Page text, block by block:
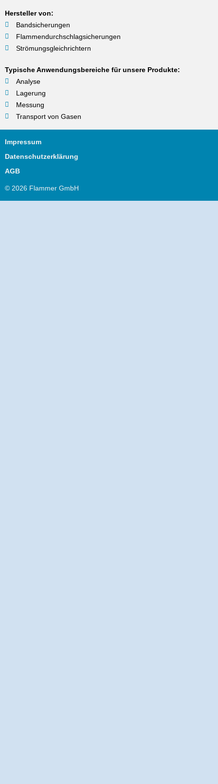
Hersteller von:
Bandsicherungen
Flammendurchschlagsicherungen
Strömungsgleichrichtern
Typische Anwendungsbereiche für unsere Produkte:
Analyse
Lagerung
Messung
Transport von Gasen
Impressum
Datenschutzerklärung
AGB
© 2026 Flammer GmbH